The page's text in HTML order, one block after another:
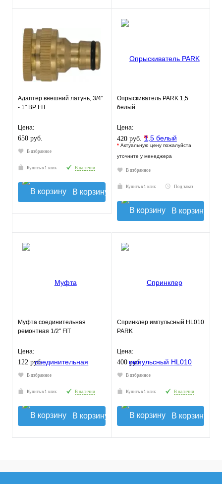
Адаптер внешний латунь, 3/4"
- 1" BP FIT
Цена:
650 руб.
В избранное
Купить в 1 клик В наличии
В корзину
Опрыскиватель PARK 1,5
белый
Цена:
420 руб. *
* Актуальную цену пожалуйста
уточните у менеджера
В избранное
Купить в 1 клик Под заказ
В корзину
Муфта соединительная
ремонтная 1/2" FIT
Цена:
122 руб.
В избранное
Купить в 1 клик В наличии
В корзину
Спринклер импульсный HL010
PARK
Цена:
400 руб.
В избранное
Купить в 1 клик В наличии
В корзину